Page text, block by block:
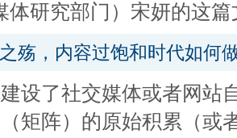
体研究部门）宋妍的这篇
殇，内容过饱和时代如何
设了社交媒体或者网站
矩阵）的原始积累（或